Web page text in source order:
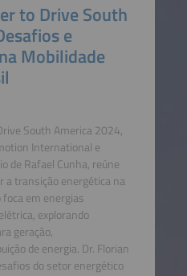
to Drive South
e
Mobilidade
South America 2024,
International e
de Rafael Cunha, reúne
a transição energética na
em energias
explorando
geração,
de energia. Dr. Florian
do setor energético